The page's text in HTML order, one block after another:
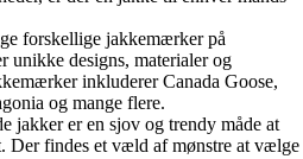
forskellige jakkemærker på
unikke designs, materialer og
inkluderer Canada Goose,
og mange flere.
jakker er en sjov og trendy måde at
Der findes et væld af mønstre at vælge